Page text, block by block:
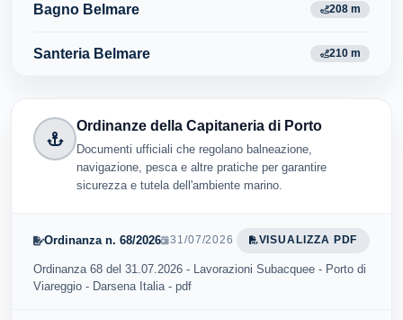
Bagno Belmare 208 m
Santeria Belmare 210 m
Ordinanze della Capitaneria di Porto
Documenti ufficiali che regolano balneazione,
navigazione, pesca e altre pratiche per garantire
sicurezza e tutela dell'ambiente marino.
Ordinanza n. 68/2026 31/07/2026 VISUALIZZA PDF
Ordinanza 68 del 31.07.2026 - Lavorazioni Subacquee - Porto di
Viareggio - Darsena Italia - pdf